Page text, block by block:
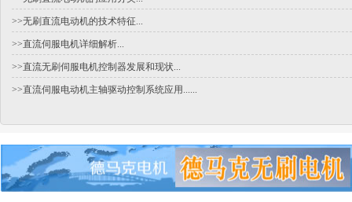
>>无刷直流电动机的技术特征...
>>直流伺服电机详细解析...
>>直流无刷伺服电机控制器发展和现状...
>>直流伺服电动机主轴驱动控制系统应用......